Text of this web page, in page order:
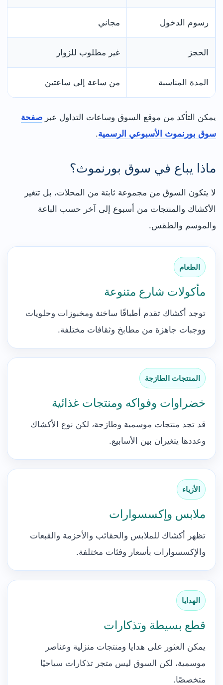
رسوم الدخول مجاني
الحجز غير مطلوب للزوار
المدة المناسبة من ساعة إلى ساعتين
يمكن التأكد من موقع السوق وساعات التداول عبر صفحة
سوق بورنموث الأسبوعي الرسمية.
ماذا يباع في سوق بورنموث؟
لا يتكون السوق من مجموعة ثابتة من المحلات، بل تتغير
الأكشاك والمنتجات من أسبوع إلى آخر حسب الباعة
والموسم والطقس.
الطعام
مأكولات شارع متنوعة
توجد أكشاك تقدم أطباقًا ساخنة ومخبوزات وحلويات
ووجبات جاهزة من مطابخ وثقافات مختلفة.
المنتجات الطازجة
خضراوات وفواكه ومنتجات غذائية
قد تجد منتجات موسمية وطازجة، لكن نوع الأكشاك
وعددها يتغيران بين الأسابيع.
الأزياء
ملابس وإكسسوارات
تظهر أكشاك للملابس والحقائب والأحزمة والقبعات
والإكسسوارات بأسعار وفئات مختلفة.
الهدايا
قطع بسيطة وتذكارات
يمكن العثور على هدايا ومنتجات منزلية وعناصر
موسمية، لكن السوق ليس متجر تذكارات سياحيًا
متخصصًا.